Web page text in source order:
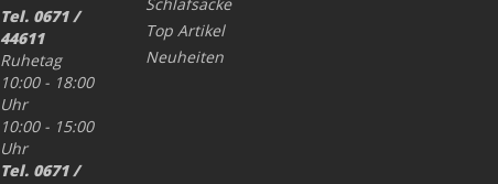
Tel. 0671 /
44611
Ruhetag
10:00 - 18:00
Uhr
10:00 - 15:00
Uhr
Tel. 0671 /
Top Artikel
Neuheiten